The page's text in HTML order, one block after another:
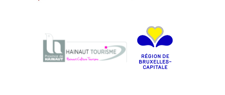
Visiter La Fédération du Tourisme de la Province